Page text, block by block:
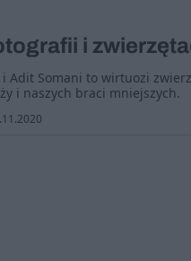
i
i Adit Somani to wirtuozi
i naszych braci mniejszych.